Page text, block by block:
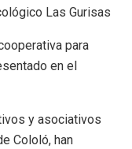
Las Gurisas
para
en el
y asociativos
Cololó, han